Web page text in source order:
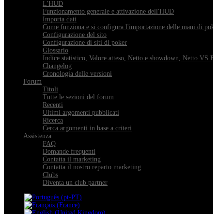
L'HUD
Funzionamento generale e attivazione dell'HUD
Importa dati
Come funziona e si configura l'importazione delle mani di
Configurazione del sito
Configurazione di siti di poker
Glossario
Indice statistico, Valore atteso, Netto e showdown, Netto VS
Changelog
Cronologia delle versioni
Forum
Titoli
Tutte le sezioni del forum
Recenti
Ultimi argomenti pubblicati
Ricerca
Cerca argomenti in base a criteri
Assistenza
FAQ
Domande frequenti
Contatta il marketing
Contatta il nostro reparto marketing
Clubs
Diventa un club partner